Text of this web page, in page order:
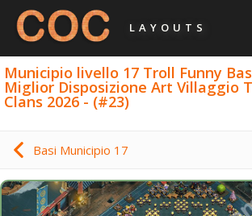
LAYOUTS
Municipio livello 17 Troll Funny
Miglior Disposizione Art Villaggio
Clans 2026 - (#23)
Basi Municipio 17